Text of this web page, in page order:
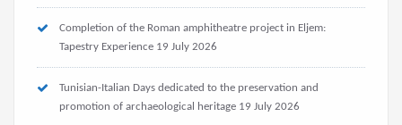
Completion of the Roman amphitheatre project in Eljem:
Tapestry Experience 19 July 2026
Tunisian-Italian Days dedicated to the preservation and
promotion of archaeological heritage 19 July 2026